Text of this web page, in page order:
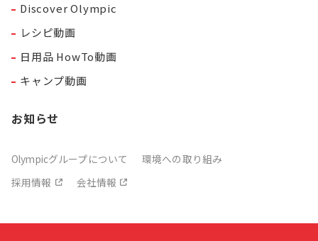
Discover Olympic
レシピ動画
日用品 HowTo動画
キャンプ動画
お知らせ
Olympicグループについて
環境への取り組み
採用情報
会社情報